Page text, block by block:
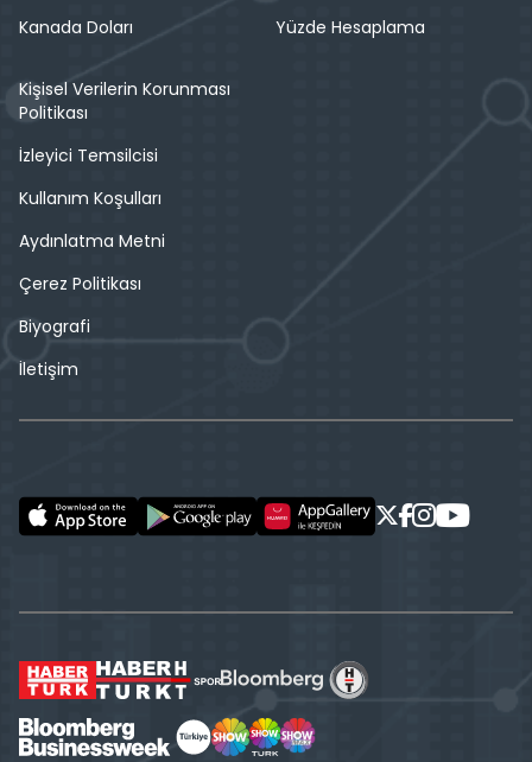
Kanada Doları
Yüzde Hesaplama
Kişisel Verilerin Korunması
Politikası
İzleyici Temsilcisi
Kullanım Koşulları
Aydınlatma Metni
Çerez Politikası
Biyografi
İletişim